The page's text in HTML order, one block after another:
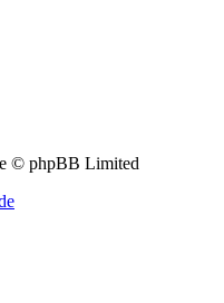
© phpBB Limited